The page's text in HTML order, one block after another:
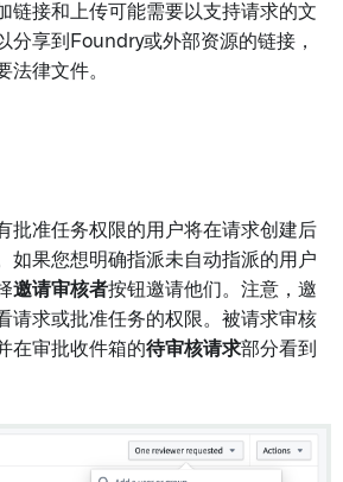
链接和上传可能需要以支持请求的文
分享到Foundry或外部资源的链接，
法律文件。
批准任务权限的用户将在请求创建后
如果您想明确指派未自动指派的用户
邀请审核者按钮邀请他们。注意，邀
请求或批准任务的权限。被请求审核
在审批收件箱的待审核请求部分看到